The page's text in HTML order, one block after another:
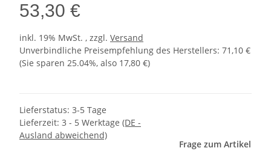
53,30 €
inkl. 19% MwSt. , zzgl. Versand
Unverbindliche Preisempfehlung des Herstellers: 71,10 €
(Sie sparen 25.04%, also 17,80 €)
Lieferstatus: 3-5 Tage
Lieferzeit: 3 - 5 Werktage (DE -
Ausland abweichend)
Frage zum Artikel